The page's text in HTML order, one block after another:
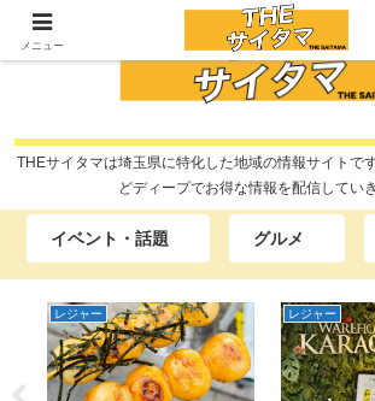
THEサイタマは埼玉県に特化した地域の情報サイトで
どディープでお得な情報を配信していき
イベント・話題 グルメ
レジャー レジャー
メニュー